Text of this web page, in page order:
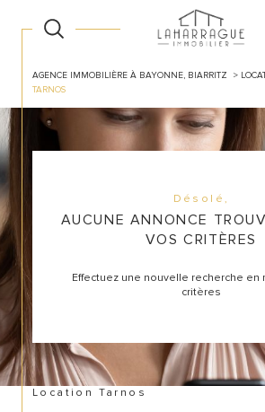
AGENCE IMMOBILIÈRE À BAYONNE, BIARRITZ
TARNOS
Désolé,
AUCUNE ANNONCE
VOS CRITÈRES
Effectuez une nouvelle recherche en
critères
Location Tarnos